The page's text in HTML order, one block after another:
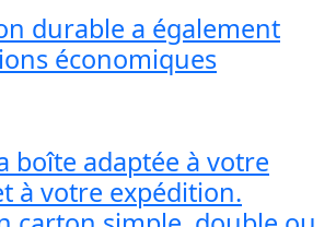
durable a également
économiques
boîte adaptée à votre
à votre expédition.